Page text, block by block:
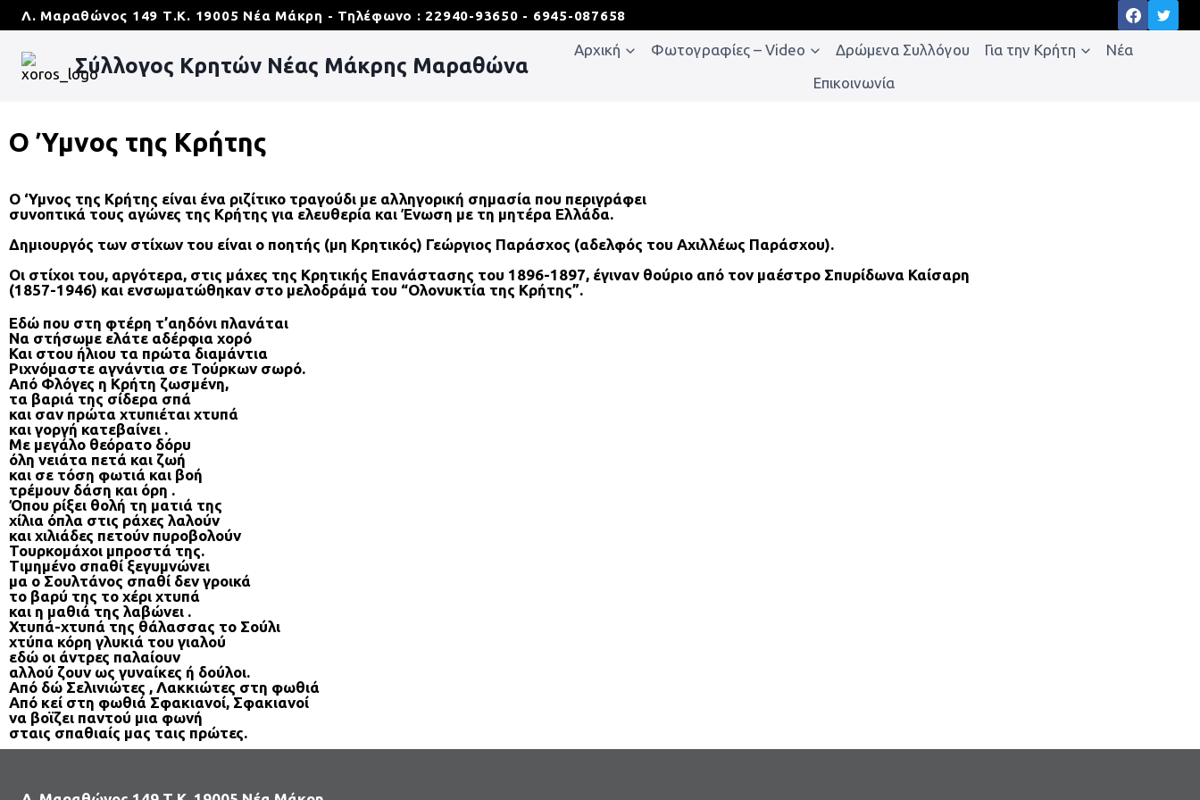
Λ. Μαραθώνος 149 Τ.Κ. 19005 Νέα Μάκρη - Τηλέφωνο : 22940-93650 - 6945-087658
Σύλλογος Κρητών Νέας Μάκρης Μαραθώνα
Αρχική Φωτογραφίες – Video Δρώμενα Συλλόγου Για την Κρήτη
Νέα
Επικοινωνία
Ο Ύμνος της Κρήτης
Ο ‘Υμνος της Κρήτης είναι ένα ριζίτικο τραγούδι με αλληγορική σημασία που περιγράφει
συνοπτικά τους αγώνες της Κρήτης για ελευθερία και Ένωση με τη μητέρα Ελλάδα.
Δημιουργός των στίχων του είναι ο ποητής (μη Κρητικός) Γεώργιος Παράσχος (αδελφός του Αχιλλέως Παράσχου).
Οι στίχοι του, αργότερα, στις μάχες της Κρητικής Επανάστασης του 1896-1897, έγιναν θούριο από τον μαέστρο Σπυρίδωνα Καίσαρη
(1857-1946) και ενσωματώθηκαν στο μελοδράμά του “Ολονυκτία της Κρήτης”.
Εδώ που στη φτέρη τ’αηδόνι πλανάται
Να στήσωμε ελάτε αδέρφια χορό
Και στου ήλιου τα πρώτα διαμάντια
Ριχνόμαστε αγνάντια σε Τούρκων σωρό.
Από Φλόγες η Κρήτη ζωσμένη,
τα βαριά της σίδερα σπά
και σαν πρώτα χτυπιέται χτυπά
και γοργή κατεβαίνει .
Με μεγάλο θεόρατο δόρυ
όλη νειάτα πετά και ζωή
και σε τόση φωτιά και βοή
τρέμουν δάση και όρη .
Όπου ρίξει θολή τη ματιά της
χίλια όπλα στις ράχες λαλούν
και χιλιάδες πετούν πυροβολούν
Τουρκομάχοι μπροστά της.
Τιμημένο σπαθί ξεγυμνώνει
μα ο Σουλτάνος σπαθί δεν γροικά
το βαρύ της το χέρι χτυπά
και η μαθιά της λαβώνει .
Χτυπά-χτυπά της θάλασσας το Σούλι
χτύπα κόρη γλυκιά του γιαλού
εδώ οι άντρες παλαίουν
αλλού ζουν ως γυναίκες ή δούλοι.
Από δώ Σελινιώτες , Λακκιώτες στη φωθιά
Από κεί στη φωθιά Σφακιανοί, Σφακιανοί
να βοϊζει παντού μια φωνή
σταις σπαθιαίς μας ταις πρώτες.